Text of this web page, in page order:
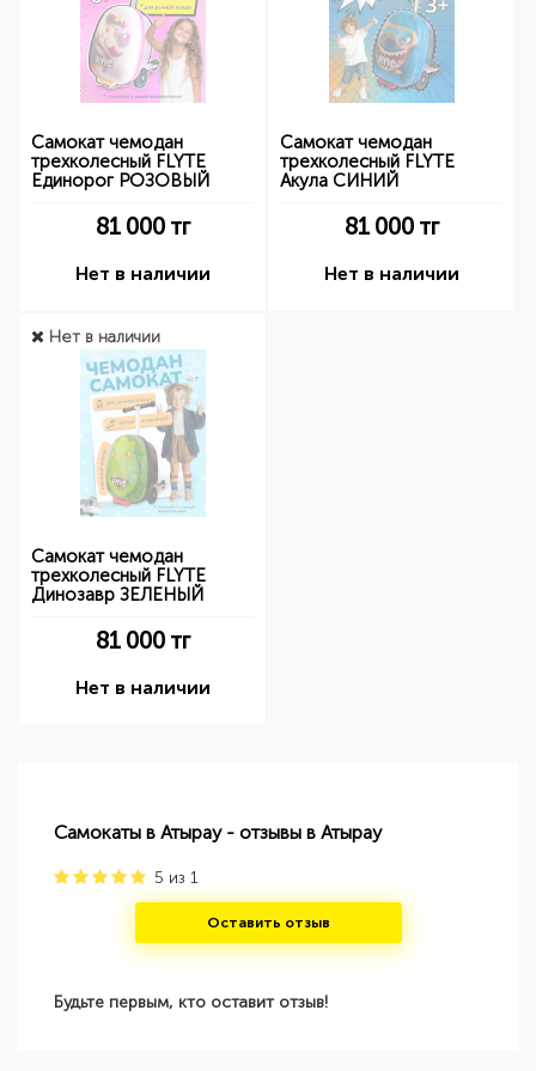
Cамокат чемодан
трехколесный FLYTE
Единорог РОЗОВЫЙ
81 000тг
Нет в наличии
Cамокат чемодан
трехколесный FLYTE
Акула СИНИЙ
81 000тг
Нет в наличии
Нет в наличии
Cамокат чемодан
трехколесный FLYTE
Динозавр ЗЕЛЕНЫЙ
81 000тг
Нет в наличии
Самокаты в Атырау - отзывы в Атырау
5 из 1
Оставить отзыв
Будьте первым, кто оставит отзыв!